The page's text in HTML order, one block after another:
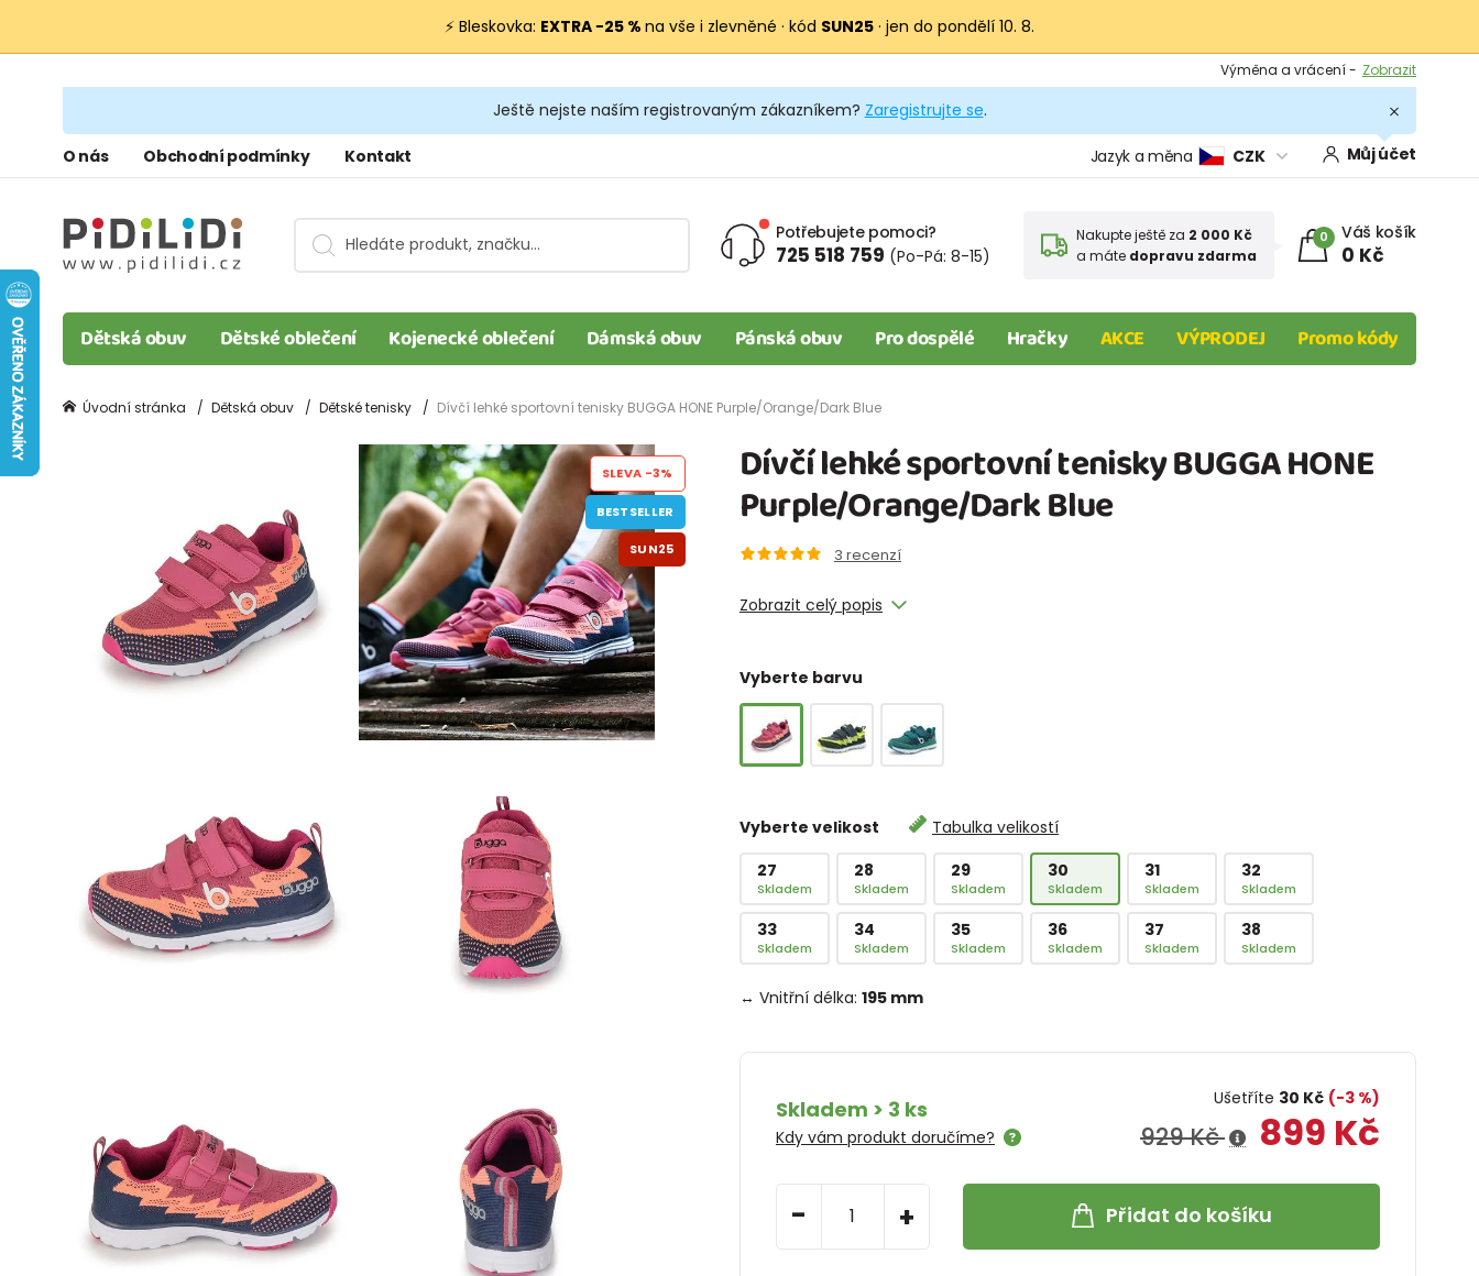
⚡ Bleskovka: EXTRA −25 % na vše i zlevněné · kód SUN25 · jen do pondělí 10. 8.
Výměna a vrácení - Zobrazit
Podmínky
Ještě nejste naším registrovaným zákazníkem? Zaregistrujte se.
O nás Obchodní podmínky Kontakt Jazyk a měna CZK Můj účet
Potřebujete pomoci?
725 518 759 (Po-Pá: 8-15)
Nakupte ještě za 2 000 Kč
a máte dopravu zdarma
0 Váš košík
0 Kč
Dětská obuv Dětské oblečení Kojenecké oblečení Dámská obuv Pánská obuv Pro dospělé Hračky AKCE VÝPRODEJ Promo kódy
Úvodní stránka Dětská obuv Dětské tenisky Dívčí lehké sportovní tenisky BUGGA HONE Purple/Orange/Dark Blue
Dívčí lehké sportovní tenisky BUGGA HONE
Purple/Orange/Dark Blue
3 recenzí
Zobrazit celý popis
Vyberte barvu
Vyberte velikost
Tabulka velikostí
27
Skladem
28
Skladem
29
Skladem
30
Skladem
31
Skladem
32
Skladem
33
Skladem
34
Skladem
35
Skladem
36
Skladem
37
Skladem
38
Skladem
↔ Vnitřní délka: 195 mm
Skladem > 3 ks
Kdy vám produkt doručíme?
Ušetříte 30 Kč (-3 %)
929 Kč 899 Kč
- + Přidat do košíku
SLEVA -3%
BESTSELLER
SUN25